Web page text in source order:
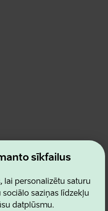
sīkfailus
lai personalizētu saturu
saziņas līdzekļu
datplūsmu.
Agency
politika